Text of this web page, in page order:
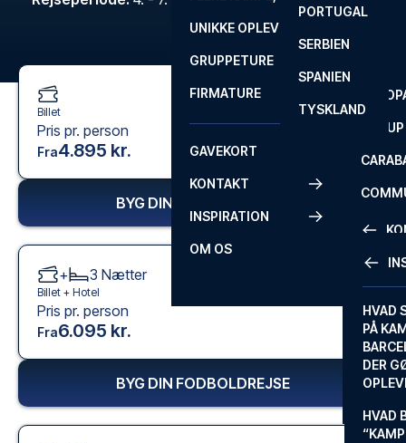
FA CUP
ROM
SEVILLA
PORTUGAL
SERBIEN
SPANIEN
TYSKLAND
UNIKKE OPLEVELSER
GRUPPETURE
FIRMATURE
GAVEKORT
KONTAKT
FAQ
INSPIRATION
HVAD
PÅ
DER
HVAD
OM OS
Billet
Pris pr. person
Fra4.895 kr.
BYG DIN FODBOLDREJSE
+ 3 Nætter
Billet + Hotel
Pris pr. person
Fra6.095 kr.
BYG DIN FODBOLDREJSE